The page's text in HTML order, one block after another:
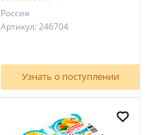
Россия
Артикул: 246704
Узнать о поступлении